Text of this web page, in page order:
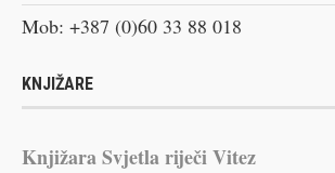
Mob: +387 (0)60 33 88 018
KNJIŽARE
Knjižara Svjetla riječi Vitez